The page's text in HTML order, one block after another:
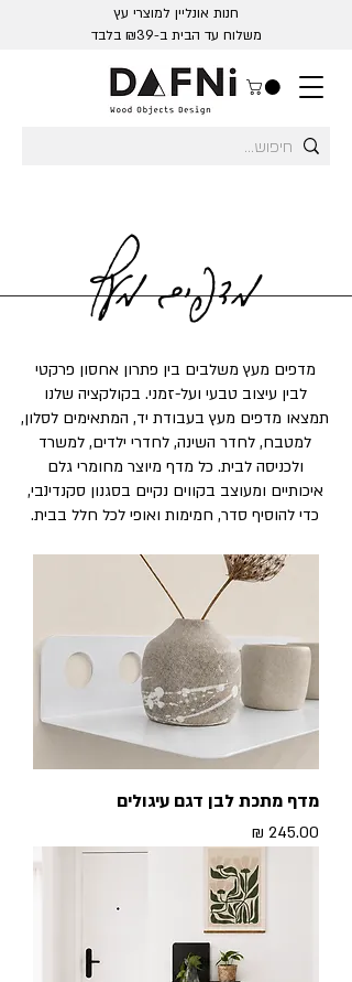
חנות אונליין למוצרי עץ
משלוח עד הבית ב-₪39 בלבד
מדפים מעץ
מדפים מעץ משלבים בין פתרון אחסון פרקטי
לבין עיצוב טבעי ועל-זמני. בקולקציה שלנו
תמצאו מדפים מעץ בעבודת יד, המתאימים לסלון,
למטבח, לחדר השינה, לחדרי ילדים, למשרד
ולכניסה לבית. כל מדף מיוצר מחומרי גלם
איכותיים ומעוצב בקווים נקיים בסגנון סקנדינבי,
כדי להוסיף סדר, חמימות ואופי לכל חלל בבית.
מדף מתכת לבן דגם עיגולים
מחיר